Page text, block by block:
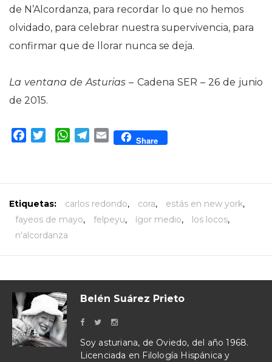
de N’Alcordanza, para recordar lo que no hemos
olvidado, para celebrar nuestra supervivencia, para
confirmar que de llorar nunca se deja.
La ventana de Asturias – Cadena SER – 26 de junio
de 2015.
Facebook
TwitterWhatsApp
Telegram
Email Share
Etiquetas: carlos redondo, cora, estás en new york,
fayeos de mayo, felpeyu, ígor medio, los locos,
n'alcordanza
Belén Suárez Prieto
Soy asturiana, de Oviedo, del año 1968.
Licenciada en Filología Hispánica y